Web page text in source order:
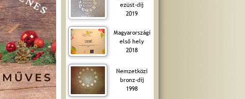
ezüst-díj
2019
Magyarországi
első hely
2018
Nemzetközi
bronz-díj
1998